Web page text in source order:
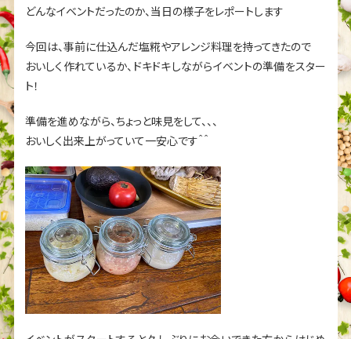
どんなイベントだったのか、当日の様子をレポートします
今回は、事前に仕込んだ塩糀やアレンジ料理を持ってきたので
おいしく作れているか、ドキドキしながらイベントの準備をスター
ト！
準備を進めながら、ちょっと味見をして、、、
おいしく出来上がっていて一安心です＾＾